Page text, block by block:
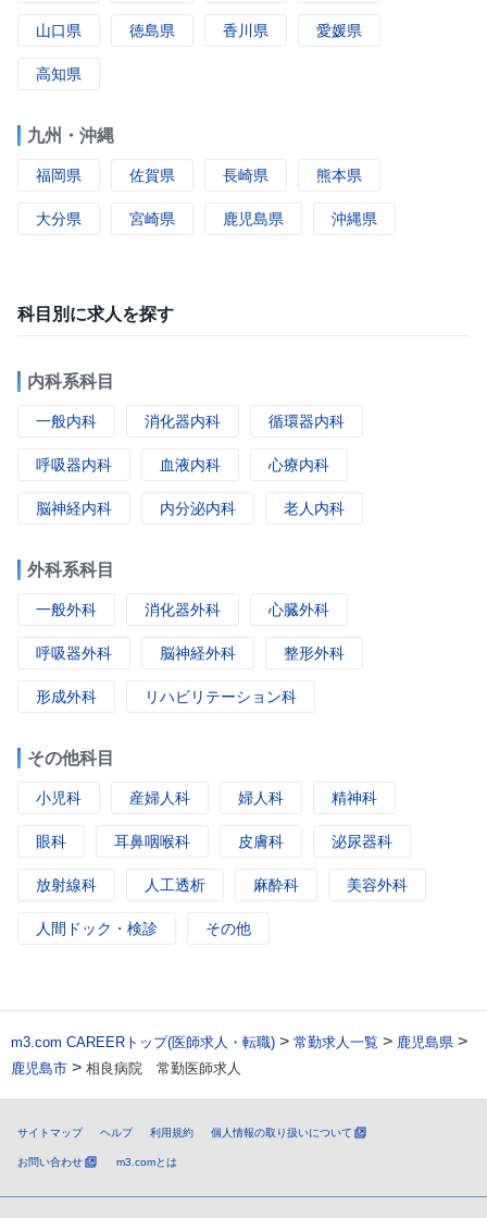
山口県 徳島県 香川県 愛媛県
高知県
九州・沖縄
福岡県 佐賀県 長崎県 熊本県
大分県 宮崎県 鹿児島県 沖縄県
科目別に求人を探す
内科系科目
一般内科 消化器内科 循環器内科
呼吸器内科 血液内科 心療内科
脳神経内科 内分泌内科 老人内科
外科系科目
一般外科 消化器外科 心臓外科
呼吸器外科 脳神経外科 整形外科
形成外科 リハビリテーション科
その他科目
小児科 産婦人科 婦人科 精神科
眼科 耳鼻咽喉科 皮膚科 泌尿器科
放射線科 人工透析 麻酔科 美容外科
人間ドック・検診 その他
m3.com CAREERトップ(医師求人・転職) > 常勤求人一覧 > 鹿児島県 >
鹿児島市 > 相良病院 常勤医師求人
サイトマップ ヘルプ 利用規約 個人情報の取り扱いについて
お問い合わせ m3.comとは